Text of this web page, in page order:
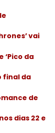
vai
‘Pico da
final da
de
dias 22 e